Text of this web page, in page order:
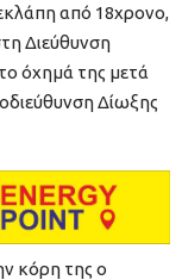
από 18χρονο,
Διεύθυνση
όχημά της μετά
Δίωξης
κόρη της ο